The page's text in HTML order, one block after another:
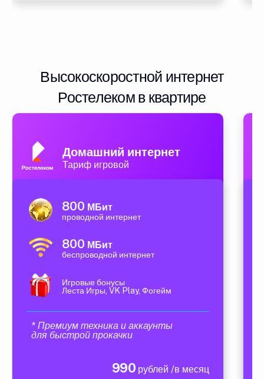
Высокоскоростной интернет
Ростелеком в квартире
Домашний интернет
Тариф игровой
800 МБит
проводной интернет
800 МБит
беспроводной интернет
Игровые бонусы
Леста Игры, VK Play, Фогейм
* Премиум техника и аккаунты
для быстрой прокачки
990 рублей /в месяц